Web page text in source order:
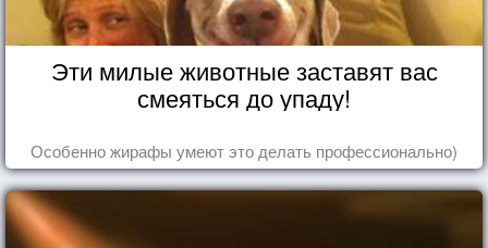
Эти милые животные заставят вас
смеяться до упаду!
Особенно жирафы умеют это делать профессионально)